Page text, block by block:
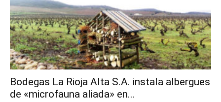
Bodegas La Rioja Alta S.A. instala albergues
de «microfauna aliada» en...